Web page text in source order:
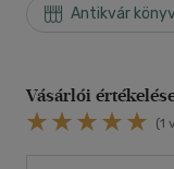
Antikvár
Vásárlói
(1